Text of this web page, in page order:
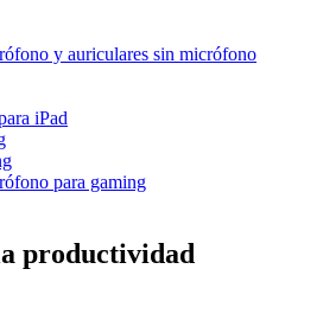
y auriculares sin micrófono
iPad
para gaming
productividad